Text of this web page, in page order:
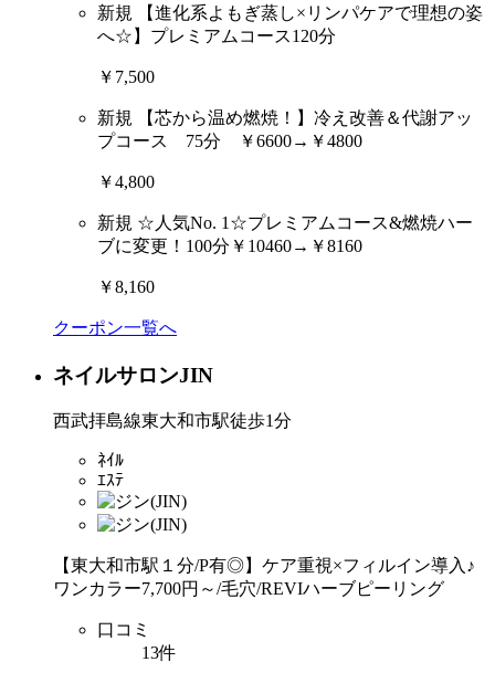
新規
【進化系よもぎ蒸し×リンパケアで理想の姿
へ☆】プレミアムコース120分
￥7,500
新規
【芯から温め燃焼！】冷え改善＆代謝アッ
プコース 75分 ￥6600→￥4800
￥4,800
新規 ☆人気No. 1☆プレミアムコース&燃焼ハー
ブに変更！100分￥10460→￥8160
￥8,160
クーポン一覧へ
ネイルサロンJIN
西武拝島線東大和市駅徒歩1分
ﾈｲﾙ
ｴｽﾃ
【東大和市駅１分/P有◎】ケア重視×フィルイン導入♪
ワンカラー7,700円～/毛穴/REVIハーブピーリング
口コミ
13件